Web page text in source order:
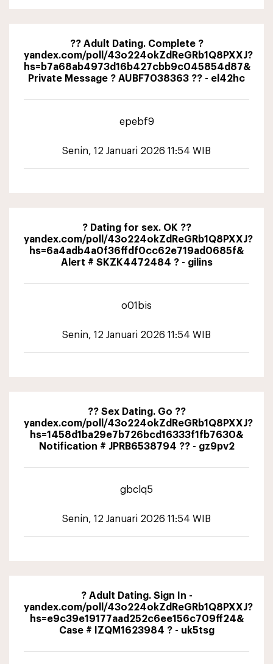
?? Adult Dating. Complete ?
yandex.com/poll/43o224okZdReGRb1Q8PXXJ?
hs=b7a68ab4973d16b427cbb9c045854d87&
Private Message ? AUBF7038363 ?? - el42hc
epebf9
Senin, 12 Januari 2026 11:54 WIB
? Dating for sex. OK ??
yandex.com/poll/43o224okZdReGRb1Q8PXXJ?
hs=6a4adb4a0f36ffdf0cc62e719ad0685f&
Alert # SKZK4472484 ? - gilins
o01bis
Senin, 12 Januari 2026 11:54 WIB
?? Sex Dating. Go ??
yandex.com/poll/43o224okZdReGRb1Q8PXXJ?
hs=1458d1ba29e7b726bcd16333f1fb7630&
Notification # JPRB6538794 ?? - gz9pv2
gbclq5
Senin, 12 Januari 2026 11:54 WIB
? Adult Dating. Sign In -
yandex.com/poll/43o224okZdReGRb1Q8PXXJ?
hs=e9c39e19177aad252c6ee156c709ff24&
Case # IZQM1623984 ? - uk5tsg